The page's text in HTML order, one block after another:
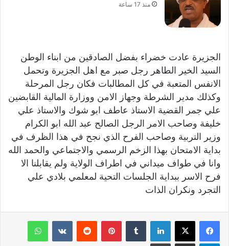
منذ 17 ساعة
الجزيرة عادت خضراء بفضل الصادقين من ابناء الوطن
السيد الخير الطاھر رجل صبر مع اھل الجزيرة وتحمل
الانفس المتعبة في كل المطالبات فكان رجل المرحلة
وكذلك مدير الشرطة وجھاز الامن ووزارة المالية القابضين
علي جمر القضية الاستاذ عاطف ابو شوك والاستاذ علي
خليفة وصاحب الامر الرجل الصالح عبد الله ابو الكرام
وزير التربية وصاحب الفرح الذي نجح في ھذا الظرف في
بداية الامتحان بھذا الزخم الرسمي والاجتماعي والحمد الله
وانا في طواف ميداني في اطراف الولاية ولم يقابلنا الا
فرح الاسر ببداية الجلسات التحية لمعلمي بلادي علي
التجرد ونكران الذات
لينكدإن بينتيريست